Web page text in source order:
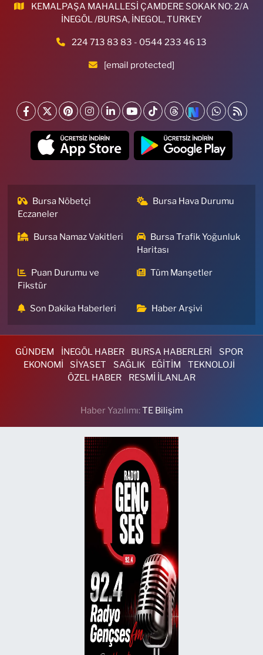
KEMALPAŞA MAHALLESİ ÇAMDERE SOKAK NO: 2/A
İNEGÖL /BURSA, İNEGOL, TURKEY
224 713 83 83 - 0544 233 46 13
[email protected]
Bursa Nöbetçi
Eczaneler
Bursa Hava Durumu
Bursa Namaz Vakitleri
Bursa Trafik Yoğunluk
Haritası
Puan Durumu ve
Fikstür
Tüm Manşetler
Son Dakika Haberleri Haber Arşivi
GÜNDEM İNEGÖL HABER BURSA HABERLERİ
SPOR
EKONOMİ
SİYASET SAĞLIK EĞİTİM
TEKNOLOJİ
ÖZEL HABER
RESMİ İLANLAR
Haber Yazılımı:TE Bilişim